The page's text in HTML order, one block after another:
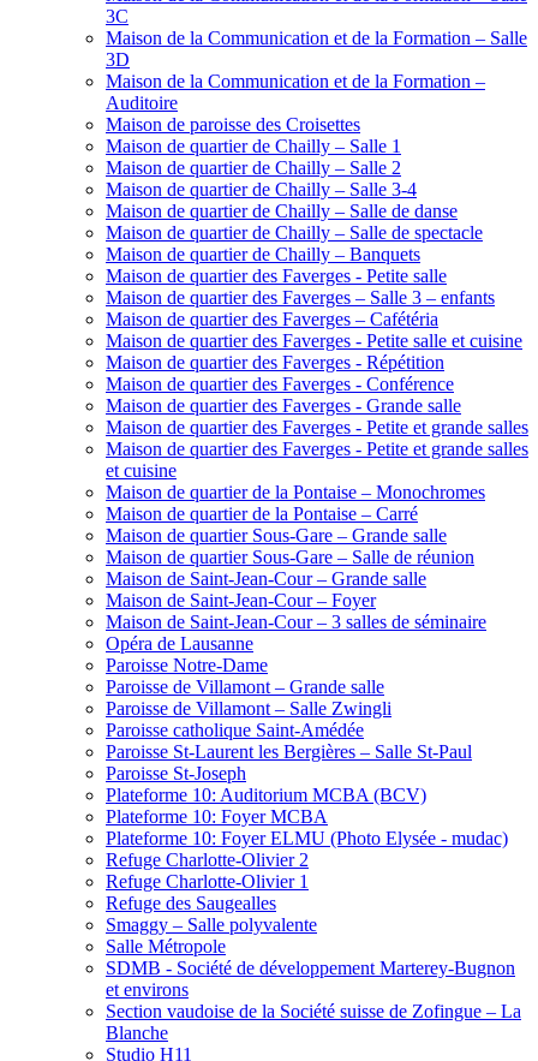
3C
Maison de la Communication et de la Formation – Salle
3D
Maison de la Communication et de la Formation –
Auditoire
Maison de paroisse des Croisettes
Maison de quartier de Chailly – Salle 1
Maison de quartier de Chailly – Salle 2
Maison de quartier de Chailly – Salle 3-4
Maison de quartier de Chailly – Salle de danse
Maison de quartier de Chailly – Salle de spectacle
Maison de quartier de Chailly – Banquets
Maison de quartier des Faverges - Petite salle
Maison de quartier des Faverges – Salle 3 – enfants
Maison de quartier des Faverges – Cafétéria
Maison de quartier des Faverges - Petite salle et cuisine
Maison de quartier des Faverges - Répétition
Maison de quartier des Faverges - Conférence
Maison de quartier des Faverges - Grande salle
Maison de quartier des Faverges - Petite et grande salles
Maison de quartier des Faverges - Petite et grande salles
et cuisine
Maison de quartier de la Pontaise – Monochromes
Maison de quartier de la Pontaise – Carré
Maison de quartier Sous-Gare – Grande salle
Maison de quartier Sous-Gare – Salle de réunion
Maison de Saint-Jean-Cour – Grande salle
Maison de Saint-Jean-Cour – Foyer
Maison de Saint-Jean-Cour – 3 salles de séminaire
Opéra de Lausanne
Paroisse Notre-Dame
Paroisse de Villamont – Grande salle
Paroisse de Villamont – Salle Zwingli
Paroisse catholique Saint-Amédée
Paroisse St-Laurent les Bergières – Salle St-Paul
Paroisse St-Joseph
Plateforme 10: Auditorium MCBA (BCV)
Plateforme 10: Foyer MCBA
Plateforme 10: Foyer ELMU (Photo Elysée - mudac)
Refuge Charlotte-Olivier 2
Refuge Charlotte-Olivier 1
Refuge des Saugealles
Smaggy – Salle polyvalente
Salle Métropole
SDMB - Société de développement Marterey-Bugnon
et environs
Section vaudoise de la Société suisse de Zofingue – La
Blanche
Studio H11